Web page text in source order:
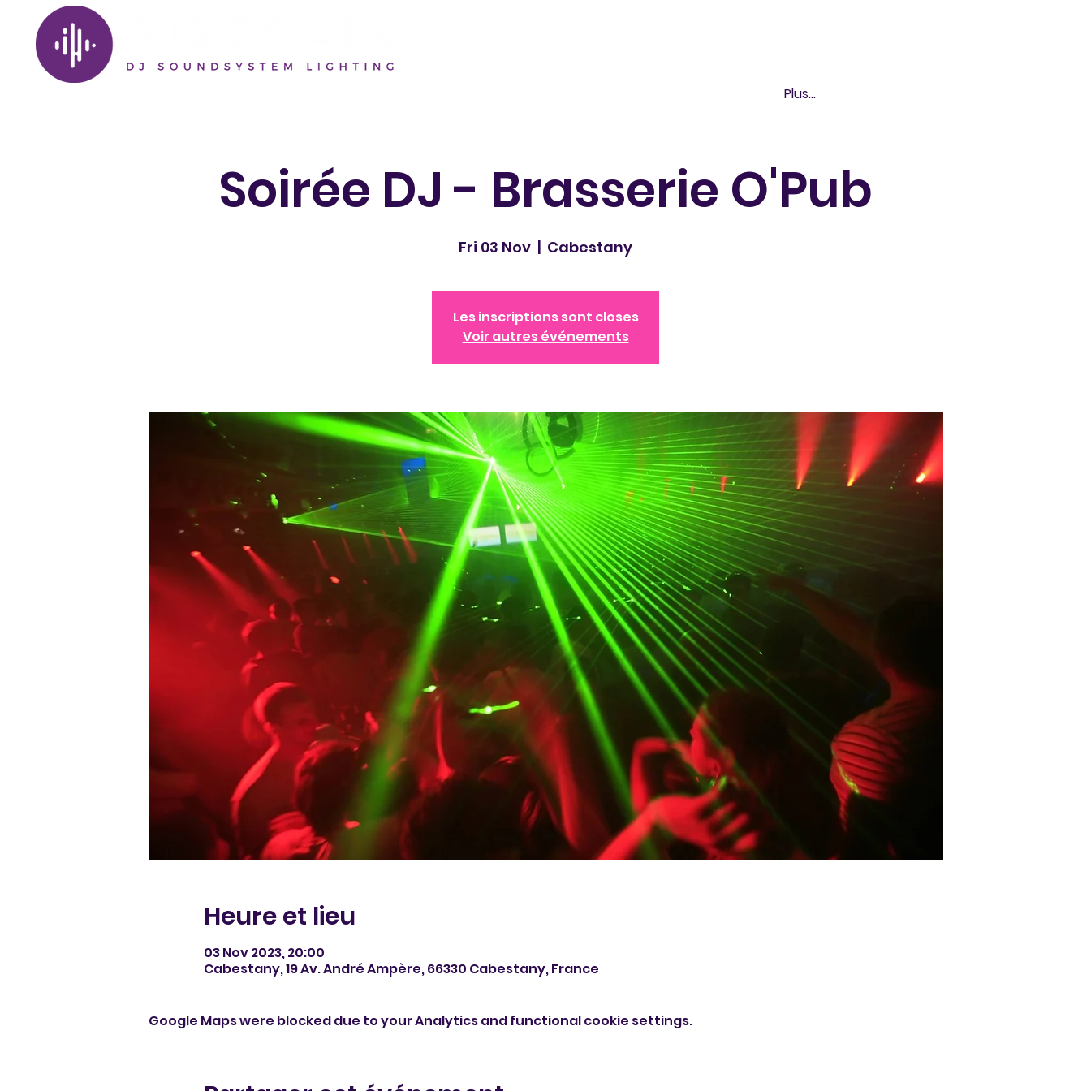
Plus...
Soirée DJ - Brasserie O'Pub
Fri 03 Nov
  |
Cabestany
Les inscriptions sont closes
Voir autres événements
Heure et lieu
03 Nov 2023, 20:00
Cabestany, 19 Av. André Ampère, 66330 Cabestany, France
Google Maps were blocked due to your Analytics and functional cookie settings.